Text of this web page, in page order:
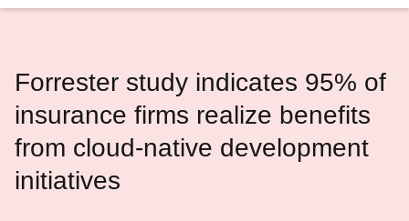
Forrester study indicates 95% of
insurance firms realize benefits
from cloud-native development
initiatives